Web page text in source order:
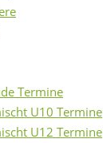
Termine
U10 Termine
U12 Termine